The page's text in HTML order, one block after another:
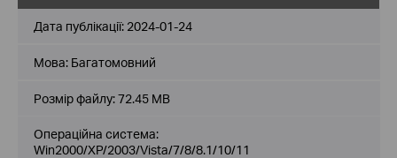
Дата публікації: 2024-01-24
Мова: Багатомовний
Розмір файлу:72.45 MB
Операційна система:
Win2000/XP/2003/Vista/7/8/8.1/10/11